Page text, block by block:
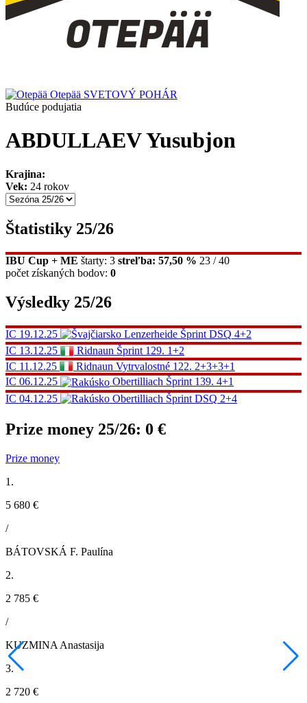
Otepää SVETOVÝ POHÁR
Budúce podujatia
ABDULLAEV Yusubjon
Krajina:
Vek: 24 rokov
Štatistiky 25/26
IBU Cup + ME štarty: 3 streľba: 57,50 % 23 / 40
počet získaných bodov: 0
Výsledky 25/26
IC 19.12.25 Lenzerheide Šprint DSQ 4+2
IC 13.12.25 Ridnaun Šprint 129. 1+2
IC 11.12.25 Ridnaun Vytrvalostné 122. 2+3+3+1
IC 06.12.25 Obertilliach Šprint 139. 4+1
IC 04.12.25 Obertilliach Šprint DSQ 2+4
Prize money 25/26: 0 €
Prize money
1.
5 680 €
/
BÁTOVSKÁ F. Paulína
2.
2 785 €
/
KUZMINA Anastasija
3.
2 720 €